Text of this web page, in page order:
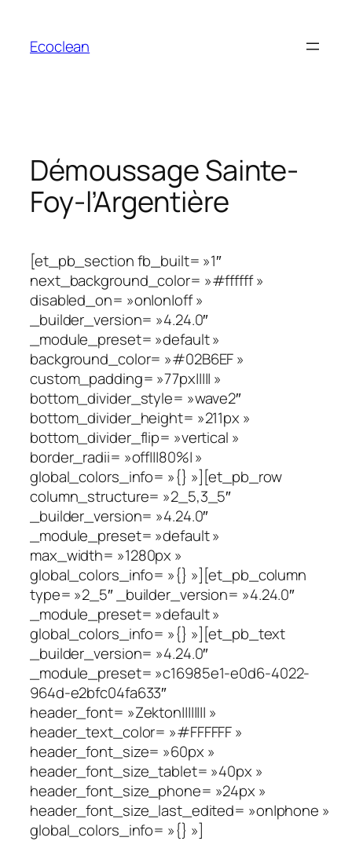
contenu
Ecoclean
Démoussage Sainte-
Foy-l’Argentière
[et_pb_section fb_built= »1″
next_background_color= »#ffffff »
disabled_on= »on|on|off »
_builder_version= »4.24.0″
_module_preset= »default »
background_color= »#02B6EF »
custom_padding= »77px||||| »
bottom_divider_style= »wave2″
bottom_divider_height= »211px »
bottom_divider_flip= »vertical »
border_radii= »off|||80%| »
global_colors_info= »{} »][et_pb_row
column_structure= »2_5,3_5″
_builder_version= »4.24.0″
_module_preset= »default »
max_width= »1280px »
global_colors_info= »{} »][et_pb_column
type= »2_5″ _builder_version= »4.24.0″
_module_preset= »default »
global_colors_info= »{} »][et_pb_text
_builder_version= »4.24.0″
_module_preset= »c16985e1-e0d6-4022-
964d-e2bfc04fa633″
header_font= »Zekton|||||||| »
header_text_color= »#FFFFFF »
header_font_size= »60px »
header_font_size_tablet= »40px »
header_font_size_phone= »24px »
header_font_size_last_edited= »on|phone »
global_colors_info= »{} »]